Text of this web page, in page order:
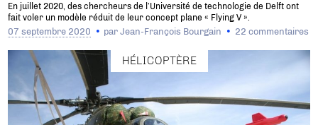
En juillet 2020, des chercheurs de l’Université de technologie de Delft ont
fait voler un modèle réduit de leur concept plane « Flying V ».
07 septembre 2020 parJean-François Bourgain 22 commentaires
HÉLICOPTÈRE